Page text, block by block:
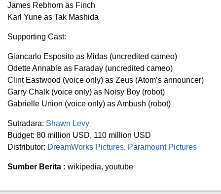
James Rebhorn as Finch
Karl Yune as Tak Mashida
Supporting Cast:
Giancarlo Esposito as Midas (uncredited cameo)
Odette Annable as Faraday (uncredited cameo)
Clint Eastwood (voice only) as Zeus (Atom’s announcer)
Garry Chalk (voice only) as Noisy Boy (robot)
Gabrielle Union (voice only) as Ambush (robot)
Sutradara: Shawn Levy
Budget: 80 million USD, 110 million USD
Distributor: DreamWorks Pictures, Paramount Pictures
Sumber Berita : wikipedia, youtube